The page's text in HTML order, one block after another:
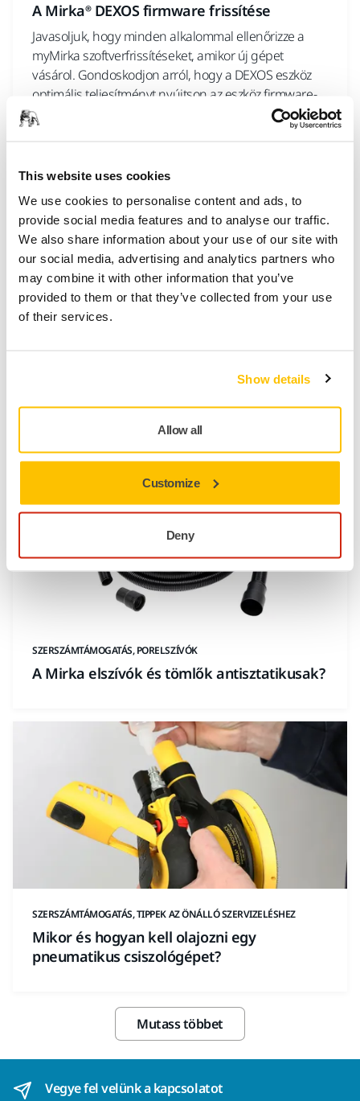
This website uses cookies
We use cookies to personalise content and ads, to
provide social media features and to analyse our traffic.
We also share information about your use of our site with
our social media, advertising and analytics partners who
may combine it with other information that you’ve
provided to them or that they’ve collected from your use
of their services.
Show details
Allow all
Customize
Deny
A Mirka® DEXOS firmware frissítése
Javasoljuk, hogy minden alkalommal ellenőrizze a
myMirka szoftverfrissítéseket, amikor új gépet
vásárol. Gondoskodjon arról, hogy a DEXOS eszköz
optimális teljesítményt nyújtson az eszköz firmware-
jének myMirka alkalmazáson keresztüli frissítésével.
Működtethetek 2 gépet a porelszívóról?
SZERSZÁMTÁMOGATÁS, PORELSZÍVÓK
A Mirka elszívók és tömlők antisztatikusak?
SZERSZÁMTÁMOGATÁS, TIPPEK AZ ÖNÁLLÓ SZERVIZELÉSHEZ
Mikor és hogyan kell olajozni egy
pneumatikus csiszológépet?
Mutass többet
Vegye fel velünk a kapcsolatot